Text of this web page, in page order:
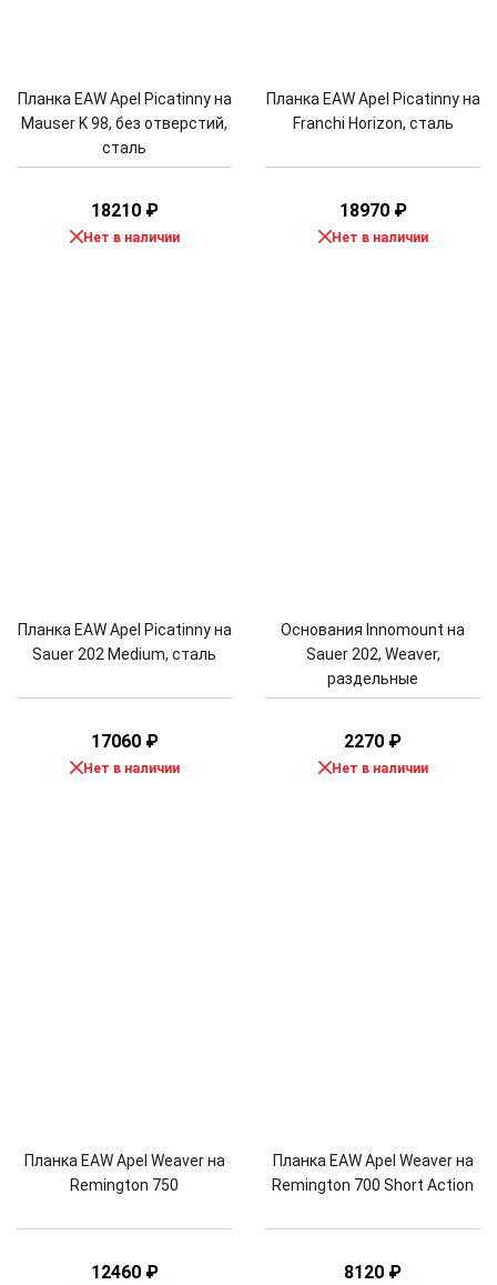
Планка EAW Apel Picatinny на
Mauser K 98, без отверстий,
сталь
18210 ₽
Нет в наличии
Планка EAW Apel Picatinny на
Franchi Horizon, сталь
18970 ₽
Нет в наличии
Планка EAW Apel Picatinny на
Sauer 202 Medium, сталь
17060 ₽
Нет в наличии
Основания Innomount на
Sauer 202, Weaver,
раздельные
2270 ₽
Нет в наличии
Планка EAW Apel Weaver на
Remington 750
12460 ₽
Планка EAW Apel Weaver на
Remington 700 Short Action
8120 ₽